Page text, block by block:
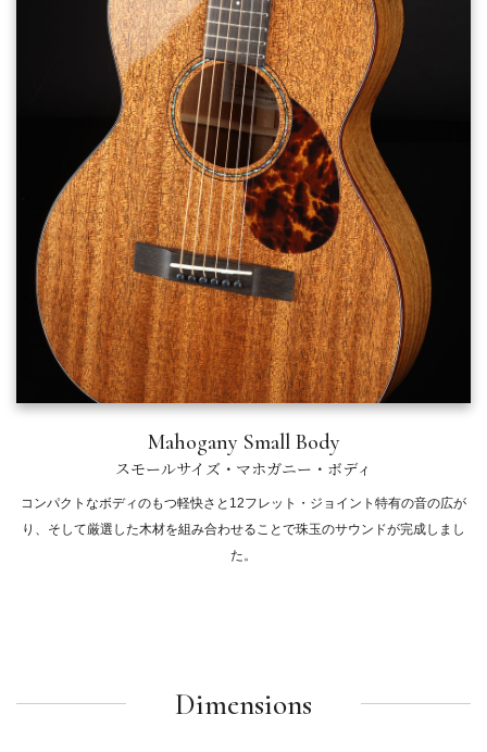
Mahogany Small Body
スモールサイズ・マホガニー・ボディ
コンパクトなボディのもつ軽快さと12フレット・ジョイント特有の音の広が
り、そして厳選した木材を組み合わせることで珠玉のサウンドが完成しまし
た。
Dimensions